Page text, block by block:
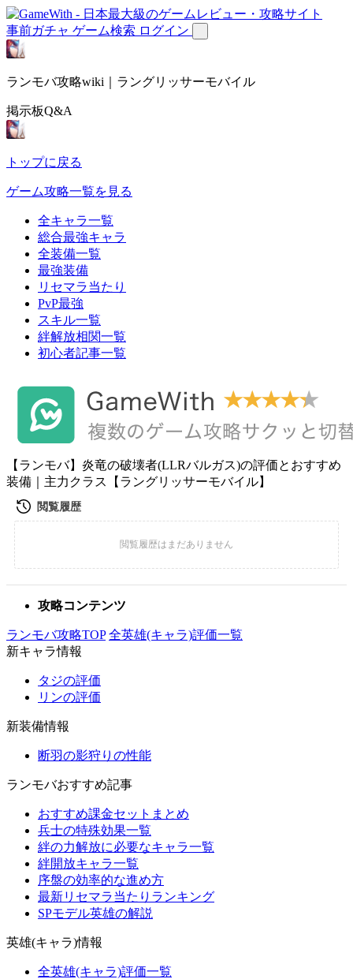
事前ガチャ ゲーム検索 ログイン
ランモバ攻略wiki｜ラングリッサーモバイル
掲示板Q&A
トップに戻る
ゲーム攻略一覧を見る
全キャラ一覧
総合最強キャラ
全装備一覧
最強装備
リセマラ当たり
PvP最強
スキル一覧
絆解放相関一覧
初心者記事一覧
【ランモバ】炎竜の破壊者(LLRバルガス)の評価とおすすめ
装備｜主力クラス【ラングリッサーモバイル】
攻略コンテンツ
ランモバ攻略TOP 全英雄(キャラ)評価一覧
新キャラ情報
タジの評価
リンの評価
新装備情報
断羽の影狩りの性能
ランモバおすすめ記事
おすすめ課金セットまとめ
兵士の特殊効果一覧
絆の力解放に必要なキャラ一覧
絆開放キャラ一覧
序盤の効率的な進め方
最新リセマラ当たりランキング
SPモデル英雄の解説
英雄(キャラ)情報
全英雄(キャラ)評価一覧